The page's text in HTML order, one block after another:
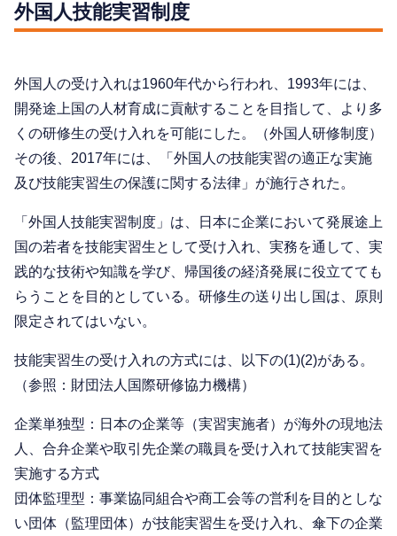
外国人技能実習制度
外国人の受け入れは1960年代から行われ、1993年には、
開発途上国の人材育成に貢献することを目指して、より多
くの研修生の受け入れを可能にした。（外国人研修制度）
その後、2017年には、「外国人の技能実習の適正な実施
及び技能実習生の保護に関する法律」が施行された。
「外国人技能実習制度」は、日本に企業において発展途上
国の若者を技能実習生として受け入れ、実務を通して、実
践的な技術や知識を学び、帰国後の経済発展に役立てても
らうことを目的としている。研修生の送り出し国は、原則
限定されてはいない。
技能実習生の受け入れの方式には、以下の(1)(2)がある。
（参照：財団法人国際研修協力機構）
企業単独型：日本の企業等（実習実施者）が海外の現地法
人、合弁企業や取引先企業の職員を受け入れて技能実習を
実施する方式
団体監理型：事業協同組合や商工会等の営利を目的としな
い団体（監理団体）が技能実習生を受け入れ、傘下の企業